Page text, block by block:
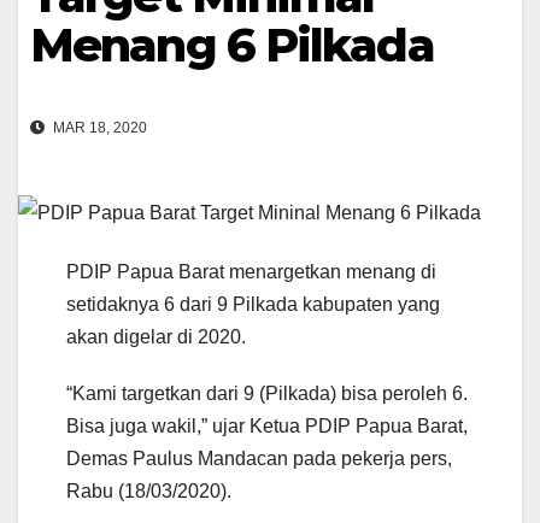
Menang 6 Pilkada
MAR 18, 2020
PDIP Papua Barat menargetkan menang di
setidaknya 6 dari 9 Pilkada kabupaten yang
akan digelar di 2020.
“Kami targetkan dari 9 (Pilkada) bisa peroleh 6.
Bisa juga wakil,” ujar Ketua PDIP Papua Barat,
Demas Paulus Mandacan pada pekerja pers,
Rabu (18/03/2020).